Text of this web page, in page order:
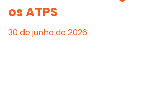
os ATPS
30 de junho de 2026